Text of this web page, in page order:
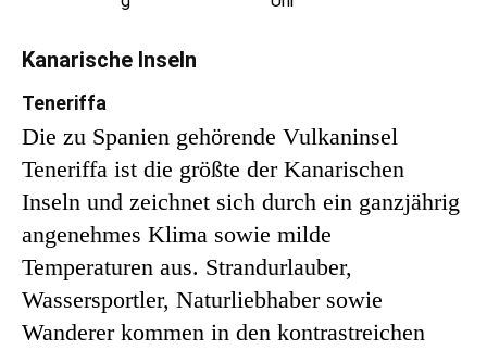
Kanarische Inseln
Teneriffa
Die zu Spanien gehörende Vulkaninsel
Teneriffa ist die größte der Kanarischen
Inseln und zeichnet sich durch ein ganzjährig
angenehmes Klima sowie milde
Temperaturen aus. Strandurlauber,
Wassersportler, Naturliebhaber sowie
Wanderer kommen in den kontrastreichen